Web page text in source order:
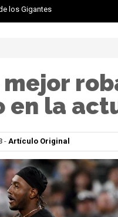
los Gigantes
en la
- Artículo Original